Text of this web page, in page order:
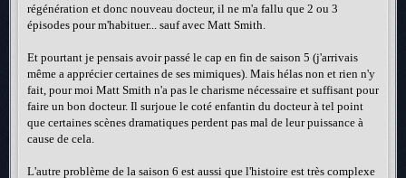
régénération et donc nouveau docteur, il ne m'a fallu que 2 ou 3
épisodes pour m'habituer... sauf avec Matt Smith.
Et pourtant je pensais avoir passé le cap en fin de saison 5 (j'arrivais
même a apprécier certaines de ses mimiques). Mais hélas non et rien n'y
fait, pour moi Matt Smith n'a pas le charisme nécessaire et suffisant pour
faire un bon docteur. Il surjoue le coté enfantin du docteur à tel point
que certaines scènes dramatiques perdent pas mal de leur puissance à
cause de cela.
L'autre problème de la saison 6 est aussi que l'histoire est très complexe